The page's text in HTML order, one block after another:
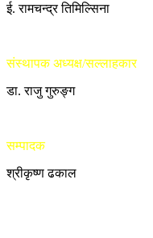
ई. रामचन्द्र तिमिल्सिना
संस्थापक अध्यक्ष/सल्लाहकार
डा. राजु गुरुङ्ग
सम्पादक
श्रीकृष्ण ढकाल